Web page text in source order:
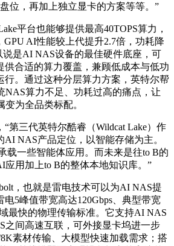
位，再加上独立显卡的方案等等。”
平台也能够提供最高40TOPS算力 ，
GPU AI性能较上代提升2.7倍，功耗降
说是AI NAS设备的最佳硬件底座，可
供合适的算力覆盖，兼顾低成本与低功
行。通过这种分层算力方案，英特尔帮
NAS算力不足、功耗过高的痛点，让
为全品类标配。
第三代英特尔酷睿（Wildcat Lake）作
NAS产品定位，以智能存储为主。
载一些智能体应用。而未来是往to B的
应用加上to B的整体本地知识库。”
，也就是雷电技术可以为AI NAS提
电5峰值带宽高达120Gbps 、典型带宽
最快的物理传输标准。它支持AI NAS
之间高速互联，可外接显卡坞进一步
素材传输、大模型快速加载需求；搭